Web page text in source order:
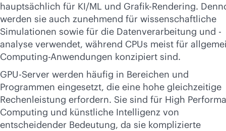
Jetzt kaufen
hauptsächlich für KI/ML und Grafik-Rendering.
werden sie auch zunehmend für wissenschaftliche
Simulationen sowie für die Datenverarbeitung und -
analyse verwendet, während CPUs meist für
Computing-Anwendungen konzipiert sind.
GPU-Server werden häufig in Bereichen und
Programmen eingesetzt, die eine hohe gleichzeitige
Rechenleistung erfordern. Sie sind für High
Computing und künstliche Intelligenz von
entscheidender Bedeutung, da sie komplizierte